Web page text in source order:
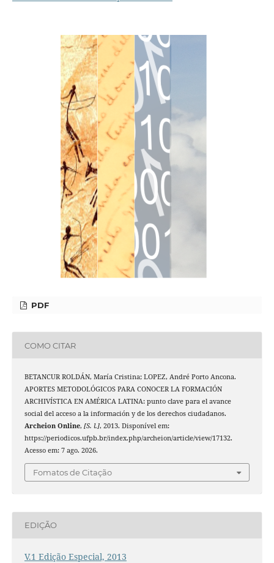
PDF
COMO CITAR
BETANCUR ROLDÁN, María Cristina; LOPEZ, André Porto Ancona.
APORTES METODOLÓGICOS PARA CONOCER LA FORMACIÓN
ARCHIVÍSTICA EN AMÉRICA LATINA: punto clave para el avance
social del acceso a la información y de los derechos ciudadanos.
Archeion Online, [S. l.], 2013. Disponível em:
https://periodicos.ufpb.br/index.php/archeion/article/view/17132.
Acesso em: 7 ago. 2026.
Fomatos de Citação
EDIÇÃO
V.1 Edição Especial, 2013